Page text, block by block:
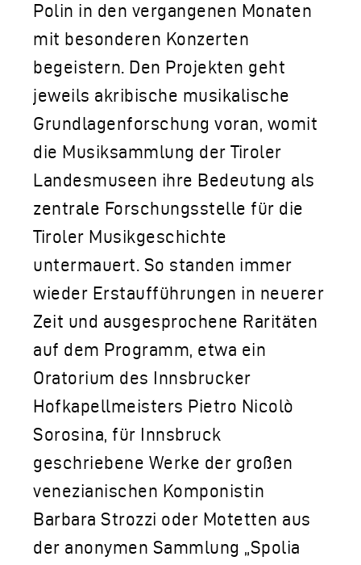
Polin in den vergangenen Monaten
mit besonderen Konzerten
begeistern. Den Projekten geht
jeweils akribische musikalische
Grundlagenforschung voran, womit
die Musiksammlung der Tiroler
Landesmuseen ihre Bedeutung als
zentrale Forschungsstelle für die
Tiroler Musikgeschichte
untermauert. So standen immer
wieder Erstaufführungen in neuerer
Zeit und ausgesprochene Raritäten
auf dem Programm, etwa ein
Oratorium des Innsbrucker
Hofkapellmeisters Pietro Nicolò
Sorosina, für Innsbruck
geschriebene Werke der großen
venezianischen Komponistin
Barbara Strozzi oder Motetten aus
der anonymen Sammlung „Spolia